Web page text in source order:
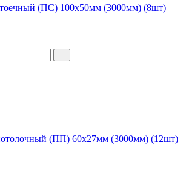
(ПС) 100x50мм (3000мм) (8шт)
(ПП) 60x27мм (3000мм) (12шт)